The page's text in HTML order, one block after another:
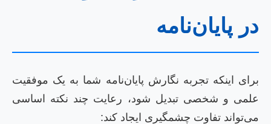
در پایان‌نامه
برای اینکه تجربه نگارش پایان‌نامه شما به یک موفقیت
علمی و شخصی تبدیل شود، رعایت چند نکته اساسی
می‌تواند تفاوت چشمگیری ایجاد کند: